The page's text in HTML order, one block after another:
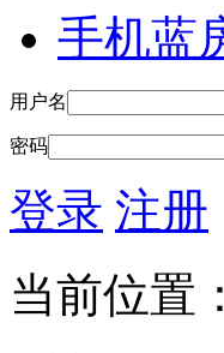
手机蓝
用户名
密码
登录 注册
当前位置：